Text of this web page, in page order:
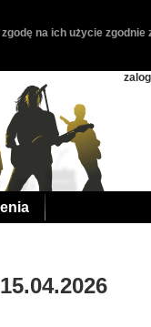
na ich użycie zgodnie